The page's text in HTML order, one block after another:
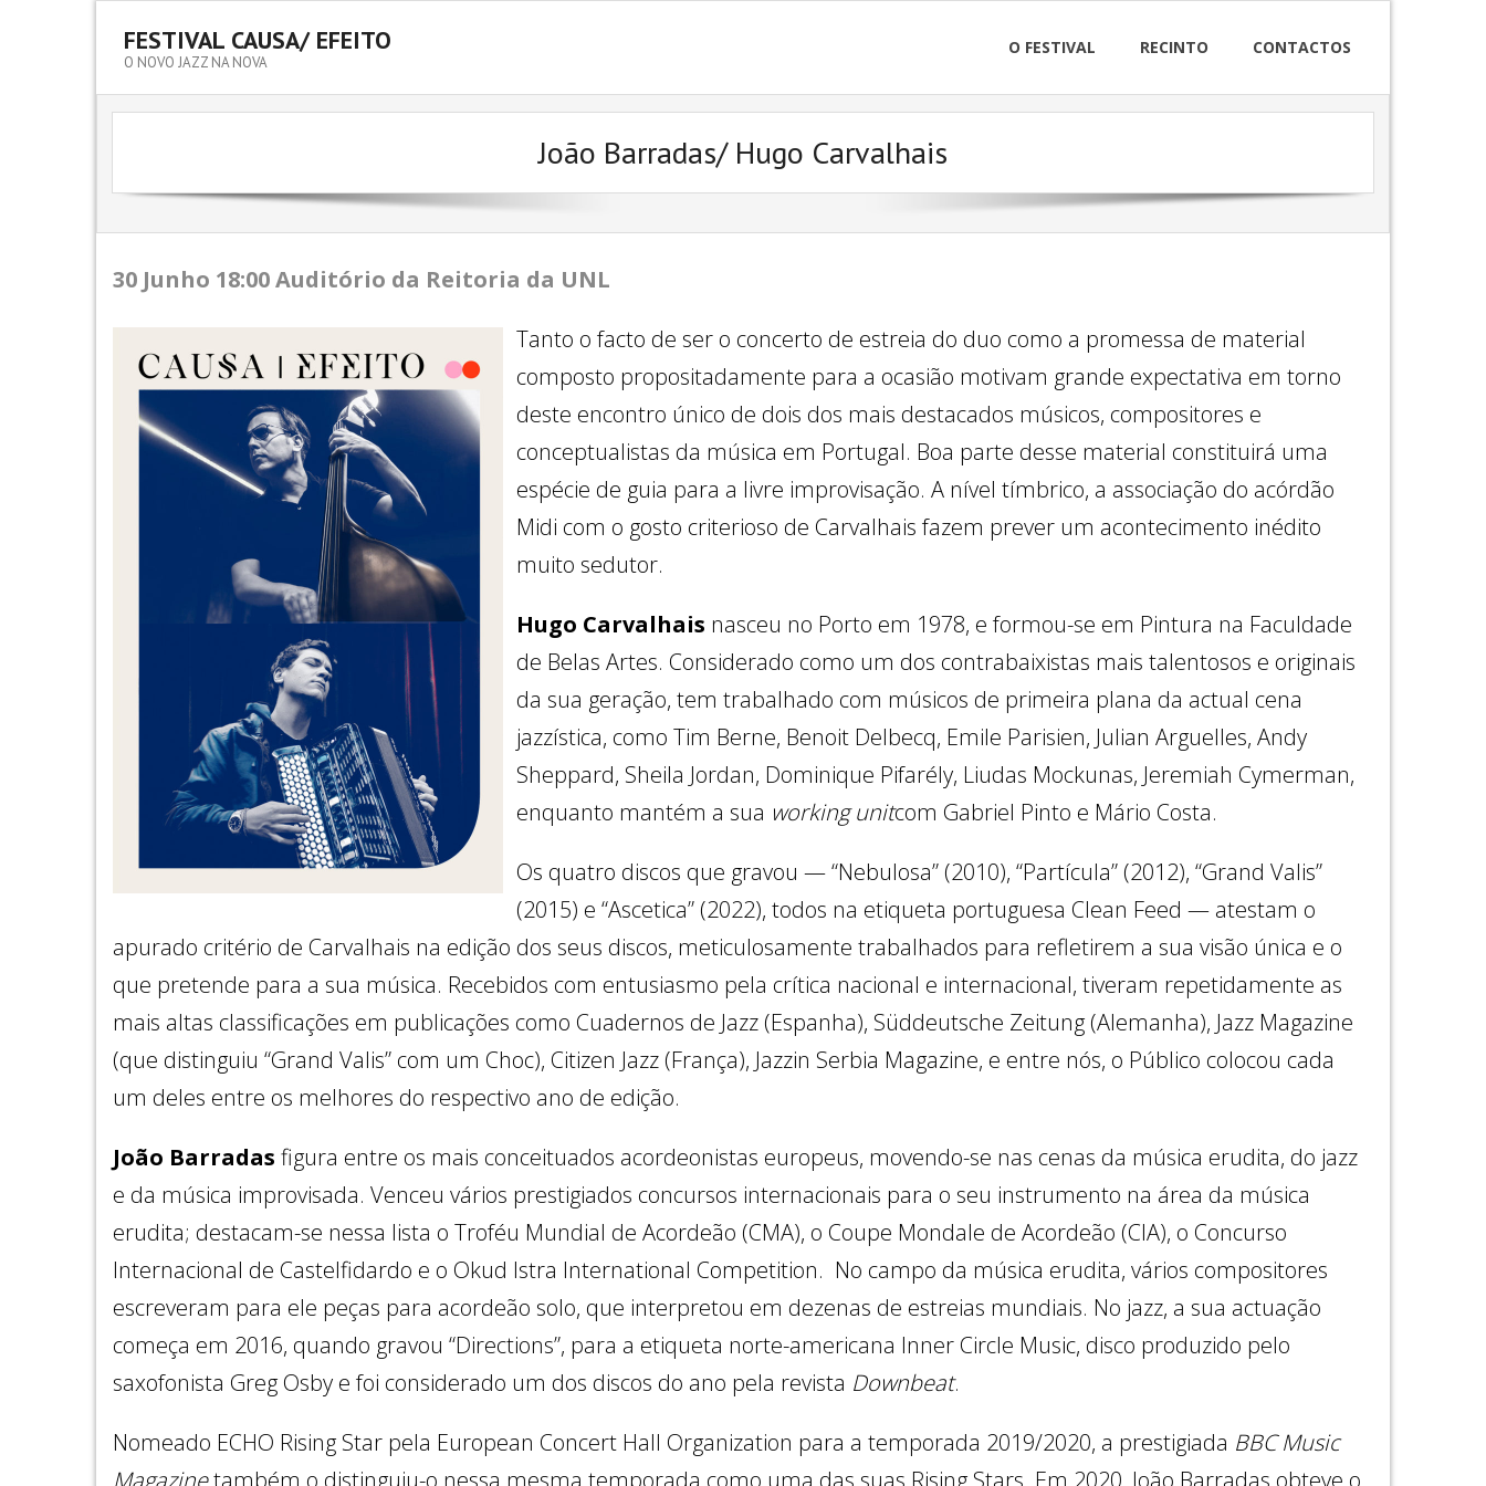
FESTIVAL CAUSA/ EFEITO
O NOVO JAZZ NA NOVA
O FESTIVAL RECINTO CONTACTOS
João Barradas/ Hugo Carvalhais
30 Junho 18:00 Auditório da Reitoria da UNL
Tanto o facto de ser o concerto de estreia do duo como a promessa de material
composto propositadamente para a ocasião motivam grande expectativa em torno
deste encontro único de dois dos mais destacados músicos, compositores e
conceptualistas da música em Portugal. Boa parte desse material constituirá uma
espécie de guia para a livre improvisação. A nível tímbrico, a associação do acórdão
Midi com o gosto criterioso de Carvalhais fazem prever um acontecimento inédito
muito sedutor.
Hugo Carvalhais nasceu no Porto em 1978, e formou-se em Pintura na Faculdade
de Belas Artes. Considerado como um dos contrabaixistas mais talentosos e originais
da sua geração, tem trabalhado com músicos de primeira plana da actual cena
jazzística, como Tim Berne, Benoit Delbecq, Emile Parisien, Julian Arguelles, Andy
Sheppard, Sheila Jordan, Dominique Pifarély, Liudas Mockunas, Jeremiah Cymerman,
enquanto mantém a sua working unitcom Gabriel Pinto e Mário Costa.
Os quatro discos que gravou — “Nebulosa” (2010), “Partícula” (2012), “Grand Valis”
(2015) e “Ascetica” (2022), todos na etiqueta portuguesa Clean Feed — atestam o
apurado critério de Carvalhais na edição dos seus discos, meticulosamente trabalhados para refletirem a sua visão única e o
que pretende para a sua música. Recebidos com entusiasmo pela crítica nacional e internacional, tiveram repetidamente as
mais altas classificações em publicações como Cuadernos de Jazz (Espanha), Süddeutsche Zeitung (Alemanha), Jazz Magazine
(que distinguiu “Grand Valis” com um Choc), Citizen Jazz (França), Jazzin Serbia Magazine, e entre nós, o Público colocou cada
um deles entre os melhores do respectivo ano de edição.
João Barradas figura entre os mais conceituados acordeonistas europeus, movendo-se nas cenas da música erudita, do jazz
e da música improvisada. Venceu vários prestigiados concursos internacionais para o seu instrumento na área da música
erudita; destacam-se nessa lista o Troféu Mundial de Acordeão (CMA), o Coupe Mondale de Acordeão (CIA), o Concurso
Internacional de Castelfidardo e o Okud Istra International Competition. No campo da música erudita, vários compositores
escreveram para ele peças para acordeão solo, que interpretou em dezenas de estreias mundiais. No jazz, a sua actuação
começa em 2016, quando gravou “Directions”, para a etiqueta norte-americana Inner Circle Music, disco produzido pelo
saxofonista Greg Osby e foi considerado um dos discos do ano pela revista Downbeat.
Nomeado ECHO Rising Star pela European Concert Hall Organization para a temporada 2019/2020, a prestigiada BBC Music
Magazinetambém o distinguiu-o nessa mesma temporada como uma das suas Rising Stars. Em 2020, João Barradas obteve o